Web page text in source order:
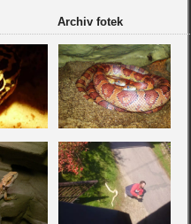
Archiv fotek